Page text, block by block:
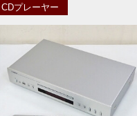
CDプレーヤー